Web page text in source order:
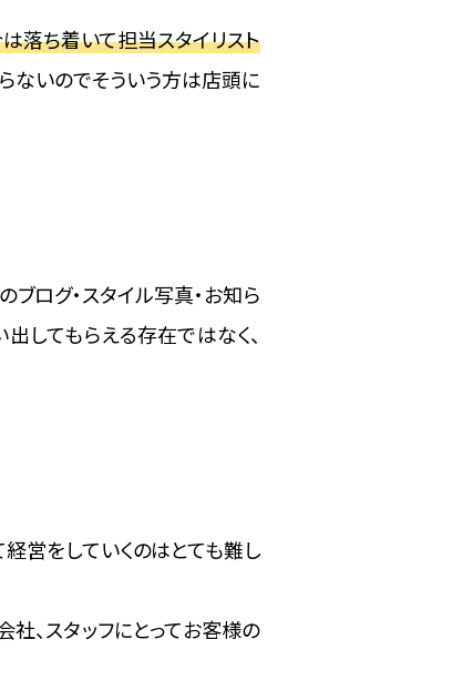
落ち着いて担当スタイリスト
ないのでそういう方は店頭に
ログ・スタイル写真・お知ら
してもらえる存在ではなく、
営をしていくのはとても難し
、スタッフにとってお客様の